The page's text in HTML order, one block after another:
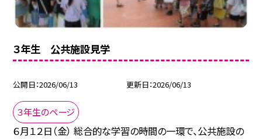
３年生 公共施設見学
公開日 2026/06/13 更新日 2026/06/13
３年生のページ
６月１２日（金） 総合的な学習の時間の一環で、公共施設の